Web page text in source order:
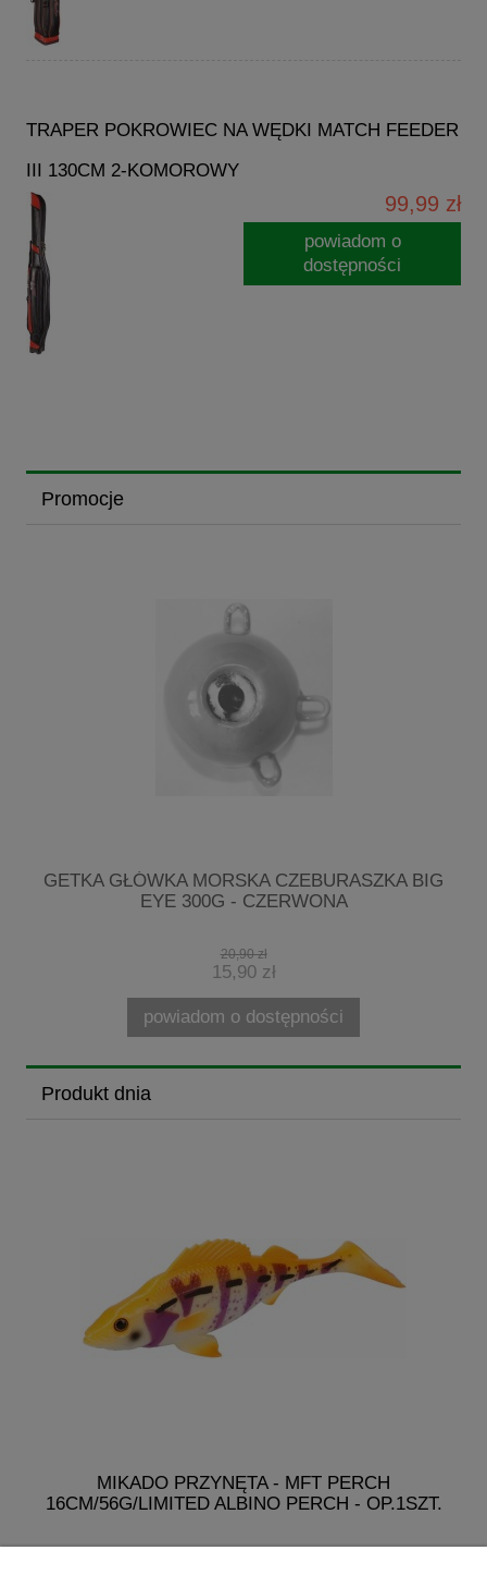
TRAPER POKROWIEC NA WĘDKI MATCH FEEDER
III 130CM 2-KOMOROWY
99,99 zł
powiadom o
dostępności
Promocje
GETKA GŁÓWKA MORSKA CZEBURASZKA BIG
EYE 300G - CZERWONA
20,90 zł
15,90 zł
powiadom o dostępności
Produkt dnia
MIKADO PRZYNĘTA - MFT PERCH
16CM/56G/LIMITED ALBINO PERCH - OP.1SZT.